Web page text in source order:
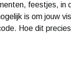
feestjes, in
is om jouw
Hoe dit